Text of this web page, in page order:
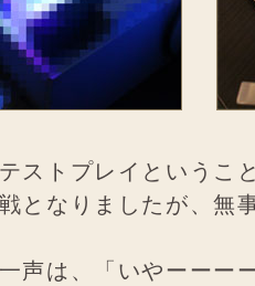
ストプレイというこ
となりましたが、無
声は、「いやーーー